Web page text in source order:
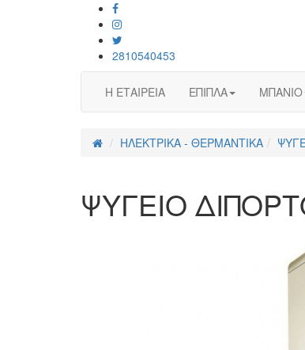
2810540453
Η ΕΤΑΙΡΕΙΑ ΕΠΙΠΛΑ ΜΠΑΝΙΟ
ΗΛΕΚΤΡΙΚΑ - ΘΕΡΜΑΝΤΙΚΑ
ΨΥΓΕΙΟ